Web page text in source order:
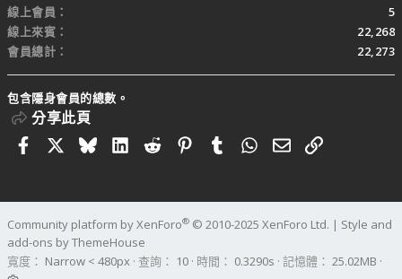
線上會員
5
線上來賓
22,268
會員總計
22,273
包含隱身會員的總數。
分享此頁
FacebookBlueskyLinkedIn
RedditPinterestTumblrWhatsApp
電子郵件
連結
Community platform by XenForo® © 2010-2025 XenForo Ltd. | Style and
add-ons by ThemeHouse
寬度
查詢 10 時間 0.3290s 記憶體 25.02MB